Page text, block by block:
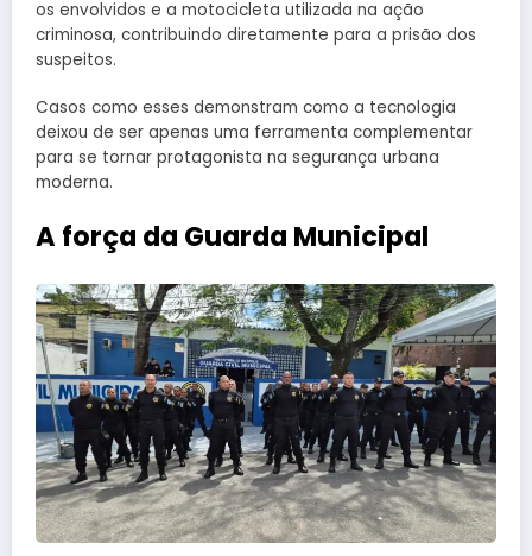
os envolvidos e a motocicleta utilizada na ação
criminosa, contribuindo diretamente para a prisão dos
suspeitos.
Casos como esses demonstram como a tecnologia
deixou de ser apenas uma ferramenta complementar
para se tornar protagonista na segurança urbana
moderna.
A força da Guarda Municipal